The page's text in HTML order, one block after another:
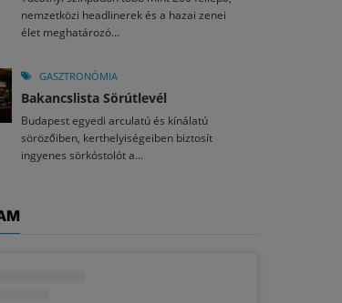
nemzetközi headlinerek és a hazai zenei
élet meghatározó...
GASZTRONÓMIA
Bakancslista Sörútlevél
Budapest egyedi arculatú és kínálatú
sörözőiben, kerthelyiségeiben biztosít
ingyenes sörkóstolót a...